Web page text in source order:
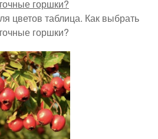
цветов таблица. Как выбрать
горшки?